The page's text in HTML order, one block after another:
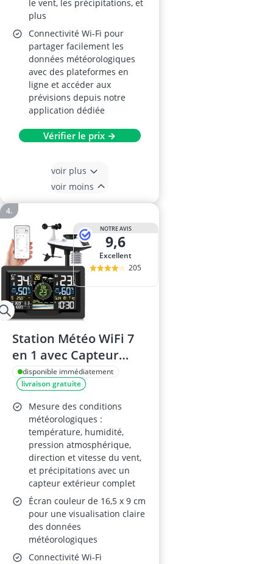
le vent, les précipitations, et
plus
Connectivité Wi-Fi pour
partager facilement les
données météorologiques
avec des plateformes en
ligne et accéder aux
prévisions depuis notre
application dédiée
Vérifier le prix →
voir plus
voir moins
NOTRE AVIS
9,6
Excellent
205
Station Météo WiFi 7
en 1 avec Capteur
Extérieur
disponible immédiatement
livraison gratuite
Mesure des conditions
météorologiques :
température, humidité,
pression atmosphérique,
direction et vitesse du vent,
et précipitations avec un
capteur extérieur complet
Écran couleur de 16,5 x 9 cm
pour une visualisation claire
des données
météorologiques
Connectivité Wi-Fi